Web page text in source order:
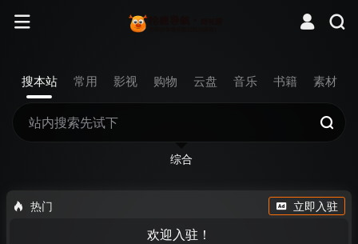
搜本站 常用 影视 购物 云盘 音乐 书籍 素材
综合
热门 立即入驻
欢迎入驻！